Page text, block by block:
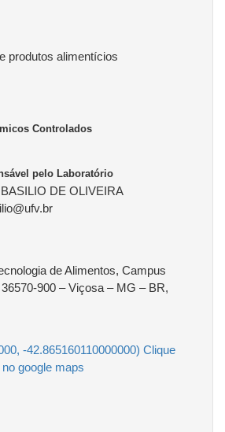
produtos alimentícios
Controlados
pelo Laboratório
DE OLIVEIRA
de Alimentos, Campus
900 – Viçosa – MG – BR,
-42.865160110000000) Clique
google maps